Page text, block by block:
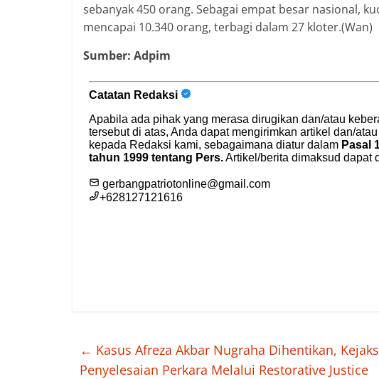
sebanyak 450 orang. Sebagai empat besar nasional,
mencapai 10.340 orang, terbagi dalam 27 kloter.(Wan)
Sumber: Adpim
← Kasus Afreza Akbar Nugraha Dihentikan,
Penyelesaian Perkara Melalui Restorative Justice